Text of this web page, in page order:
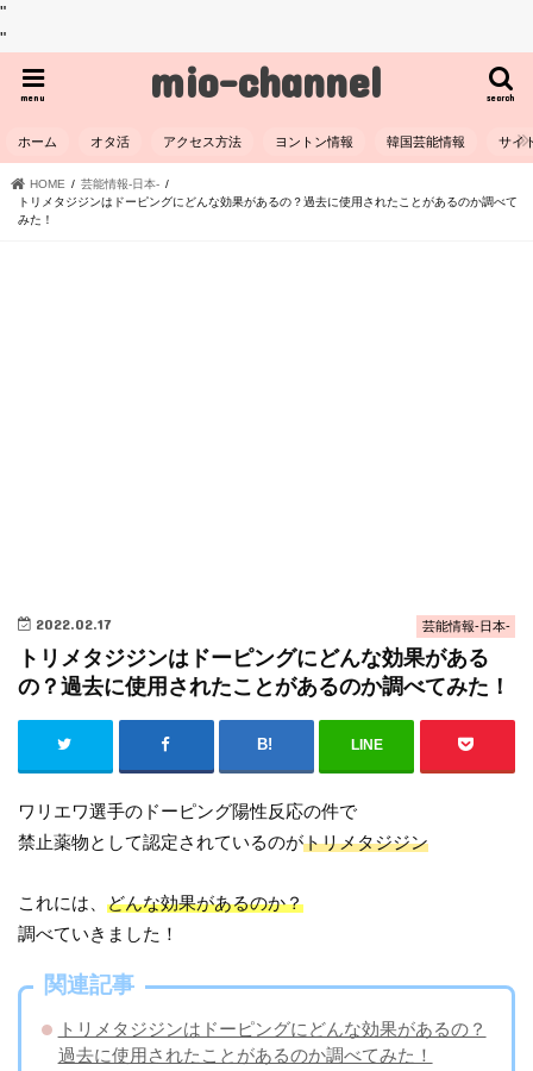
"
"
mio-channel search
menu
ホーム オタ活 アクセス方法 ヨントン情報 韓国芸能情報 サイ
HOME
芸能情報-日本-
トリメタジジンはドーピングにどんな効果があるの？過去に使用されたことがあるのか調べて
みた！
芸能情報-日本-
2022.02.17
トリメタジジンはドーピングにどんな効果がある
の？過去に使用されたことがあるのか調べてみた！
LINE
ワリエワ選手のドーピング陽性反応の件で
禁止薬物として認定されているのがトリメタジジン
これには、どんな効果があるのか？
調べていきました！
関連記事
トリメタジジンはドーピングにどんな効果があるの？
過去に使用されたことがあるのか調べてみた！